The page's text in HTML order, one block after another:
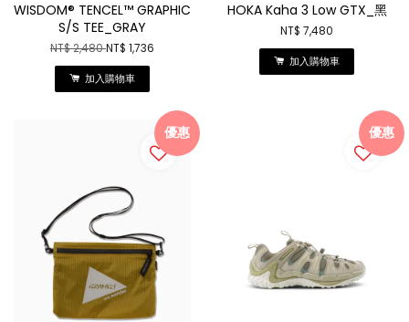
WISDOM® TENCEL™ GRAPHIC
S/S TEE_GRAY
NT$ 2,480NT$ 1,736
加入購物車
HOKA Kaha 3 Low GTX_黑
NT$ 7,480
加入購物車
優惠 優惠